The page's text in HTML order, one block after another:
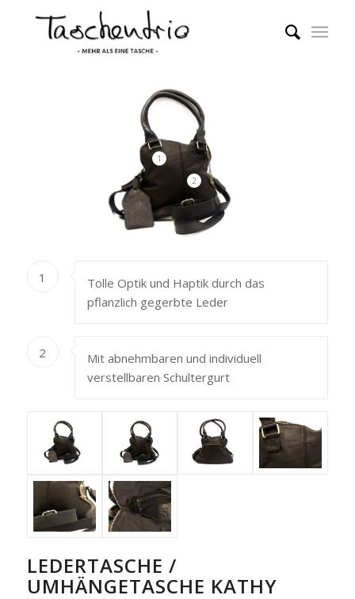
1
2
1
Tolle Optik und Haptik durch das
pflanzlich gegerbte Leder
2
Mit abnehmbaren und individuell
verstellbaren Schultergurt
LEDERTASCHE /
UMHÄNGETASCHE KATHY